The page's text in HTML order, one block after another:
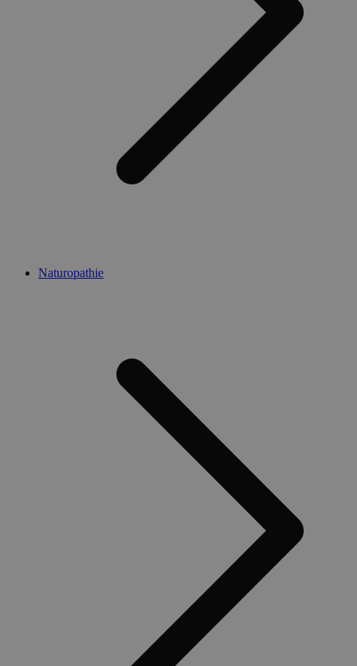
Naturopathie